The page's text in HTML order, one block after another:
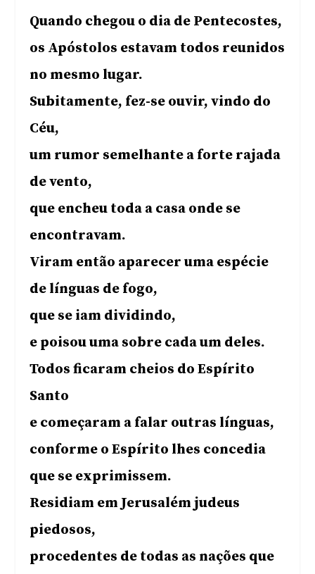
Quando chegou o dia de Pentecostes,
os Apóstolos estavam todos reunidos
no mesmo lugar.
Subitamente, fez-se ouvir, vindo do
Céu,
um rumor semelhante a forte rajada
de vento,
que encheu toda a casa onde se
encontravam.
Viram então aparecer uma espécie
de línguas de fogo,
que se iam dividindo,
e poisou uma sobre cada um deles.
Todos ficaram cheios do Espírito
Santo
e começaram a falar outras línguas,
conforme o Espírito lhes concedia
que se exprimissem.
Residiam em Jerusalém judeus
piedosos,
procedentes de todas as nações que